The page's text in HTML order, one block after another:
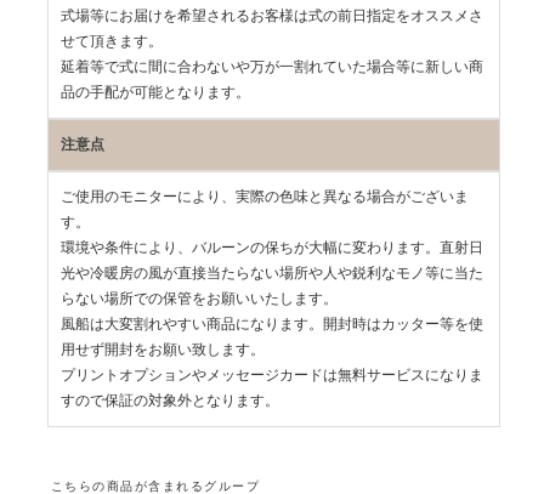
式場等にお届けを希望されるお客様は式の前日指定をオススメさ
せて頂きます。
延着等で式に間に合わないや万が一割れていた場合等に新しい商
品の手配が可能となります。
注意点
ご使用のモニターにより、実際の色味と異なる場合がございま
す。
環境や条件により、バルーンの保ちが大幅に変わります。直射日
光や冷暖房の風が直接当たらない場所や人や鋭利なモノ等に当た
らない場所での保管をお願いいたします。
風船は大変割れやすい商品になります。開封時はカッター等を使
用せず開封をお願い致します。
プリントオプションやメッセージカードは無料サービスになりま
すので保証の対象外となります。
こちらの商品が含まれるグループ